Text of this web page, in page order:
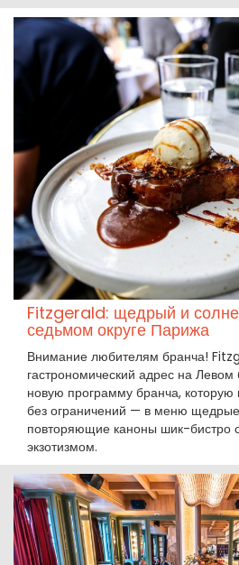
Fitzgerald: щедрый и
седьмом округе Парижа
Внимание любителям бранча!
гастрономический адрес на Левом
новую программу бранча,
без ограничений — в меню
повторяющие каноны шик-бистро
экзотизмом.